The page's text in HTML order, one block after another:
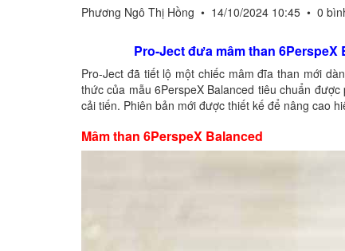
Phương Ngô Thị Hồng • 14/10/2024 10:45 • 0
Pro-Ject đưa mâm than
Pro-Ject đã tiết lộ một chiếc mâm đĩa than mới
thức của mẫu 6PerspeX Balanced tiêu chuẩn
cải tiến. Phiên bản mới được thiết kế để nâng cao
Mâm than 6PerspeX Balanced